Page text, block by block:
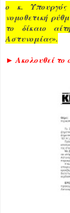
ο κ.
νομοθετική
το δίκαιο
Αστυνομίας».
► Ακολουθεί το